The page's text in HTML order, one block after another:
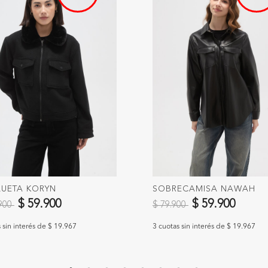
KORYN
reducido de
a$ 59.900
sin interés de $ 19.967
SOBRECAMISA NAWAH
Precio reducido de
$ 79.900 a$ 59.900
3 cuotas sin interés de $ 19.967